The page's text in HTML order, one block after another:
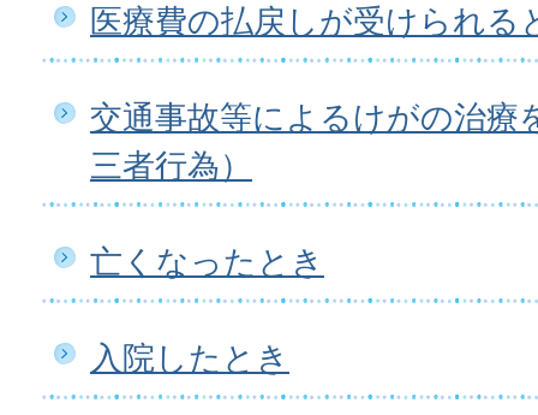
医療費の払戻しが受けられる
交通事故等によるけがの治療
三者行為）
亡くなったとき
入院したとき